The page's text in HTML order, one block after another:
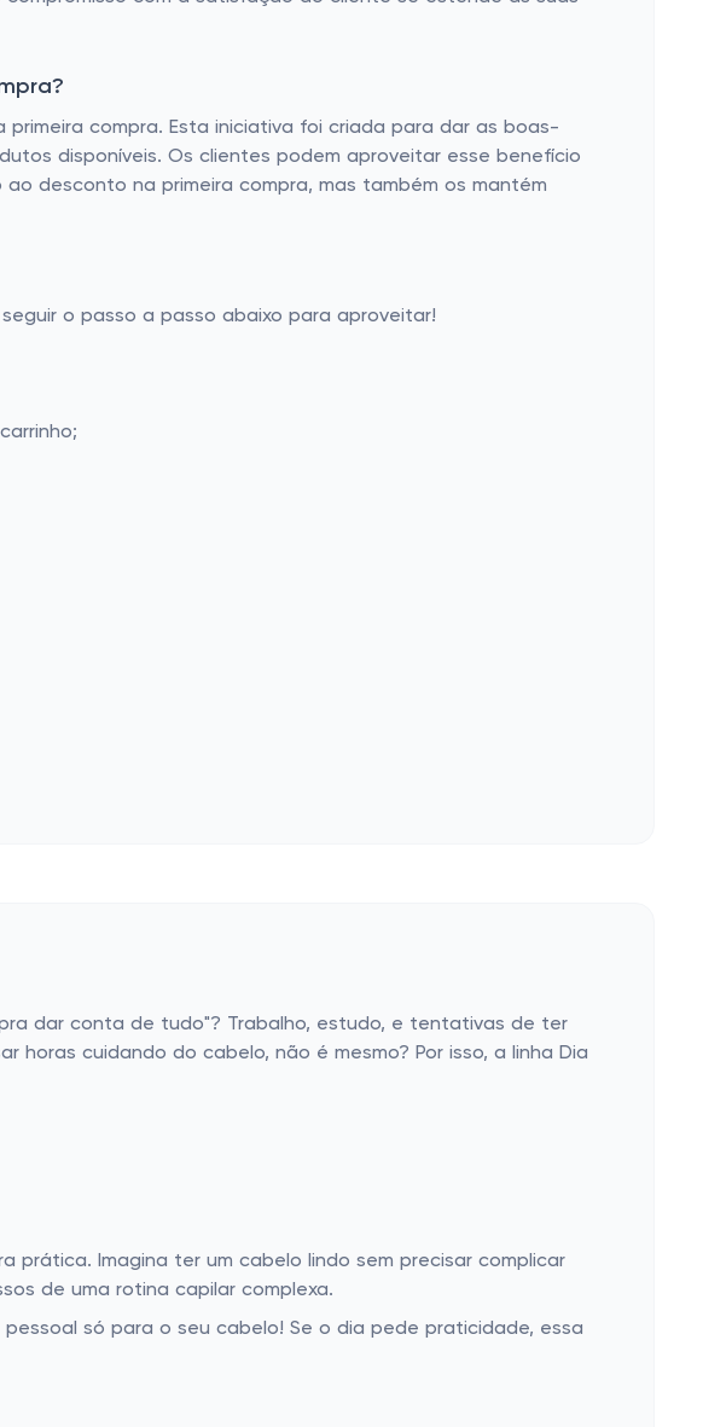
compra. Esta iniciativa foi criada para dar as boas-
disponíveis. Os clientes podem aproveitar esse benefício
desconto na primeira compra, mas também os mantém
o passo a passo abaixo para aproveitar!
dar conta de tudo"? Trabalho, estudo, e tentativas de ter
horas cuidando do cabelo, não é mesmo? Por isso, a linha Dia
prática. Imagina ter um cabelo lindo sem precisar complicar
de uma rotina capilar complexa.
só para o seu cabelo! Se o dia pede praticidade, essa